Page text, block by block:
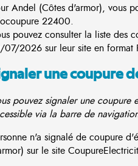
Andel (Côtes d'armor), vous
22400.
pouvez consulter la liste des
07/2026 sur leur site en format
une coupure
pouvez signaler une
via la barre de
n'a signalé de coupure
sur le site